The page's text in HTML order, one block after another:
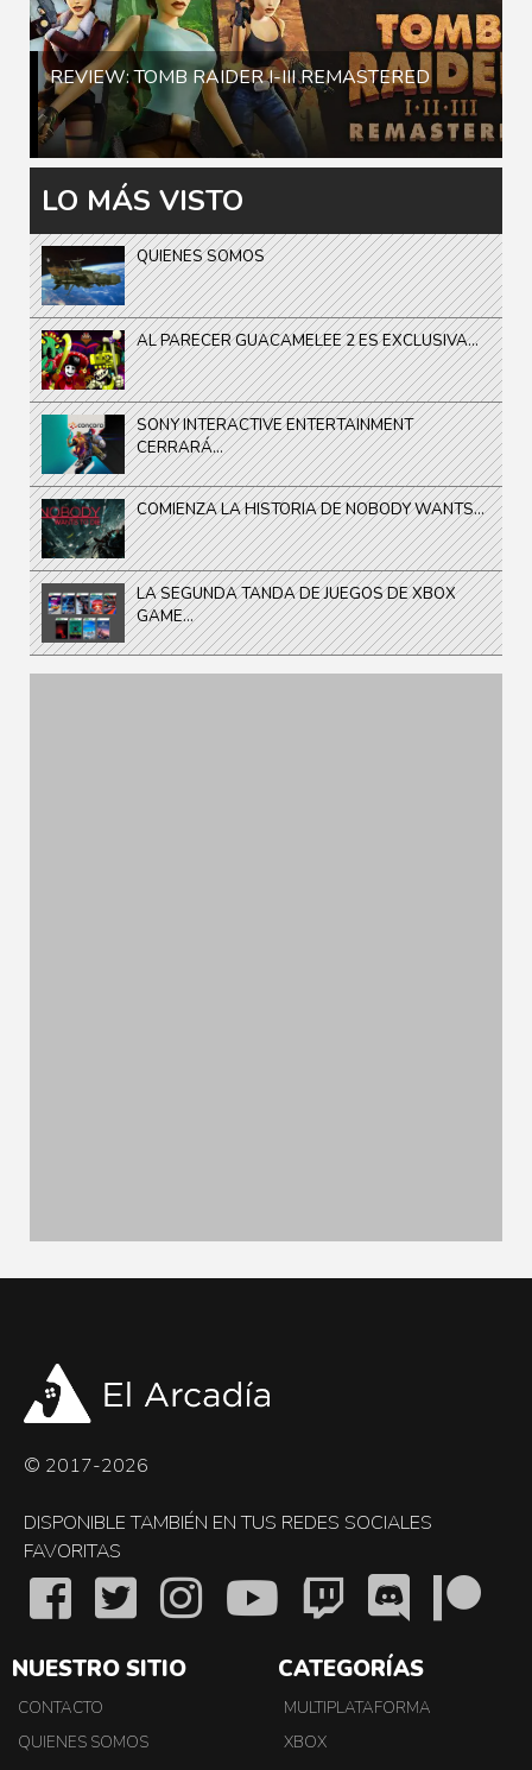
REVIEW: TOMB RAIDER I-III REMASTERED
LO MÁS VISTO
QUIENES SOMOS
AL PARECER GUACAMELEE 2 ES EXCLUSIVA...
SONY INTERACTIVE ENTERTAINMENT
CERRARÁ...
COMIENZA LA HISTORIA DE NOBODY WANTS...
LA SEGUNDA TANDA DE JUEGOS DE XBOX
GAME...
© 2017-2026
DISPONIBLE TAMBIÉN EN TUS REDES SOCIALES
FAVORITAS
NUESTRO SITIO
CONTACTO
QUIENES SOMOS
CATEGORÍAS
MULTIPLATAFORMA
XBOX